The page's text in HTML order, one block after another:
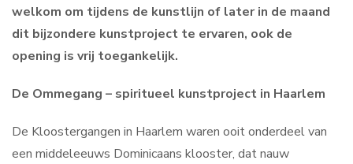
welkom om tijdens de kunstlijn of later in de maand
dit bijzondere kunstproject te ervaren, ook de
opening is vrij toegankelijk.
De Ommegang – spiritueel kunstproject in Haarlem
De Kloostergangen in Haarlem waren ooit onderdeel van
een middeleeuws Dominicaans klooster, dat nauw